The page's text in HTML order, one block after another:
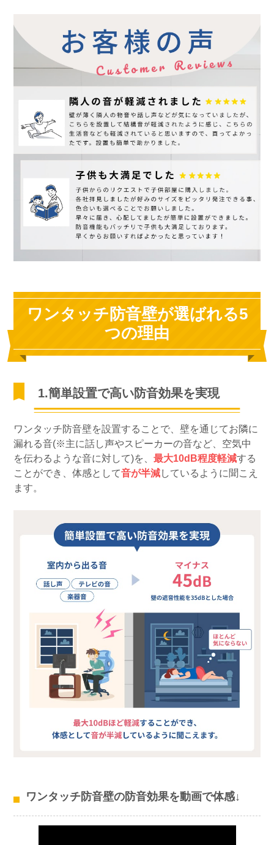
ワンタッチ防音壁が選ばれる5
つの理由
1.簡単設置で高い防音効果を実現
ワンタッチ防音壁を設置することで、壁を通じてお隣に
漏れる音(※主に話し声やスピーカーの音など、空気中
を伝わるような音に対して)を、最大10dB程度軽減する
ことができ、体感として音が半減しているように聞こえ
ます。
ワンタッチ防音壁の防音効果を動画で体感↓